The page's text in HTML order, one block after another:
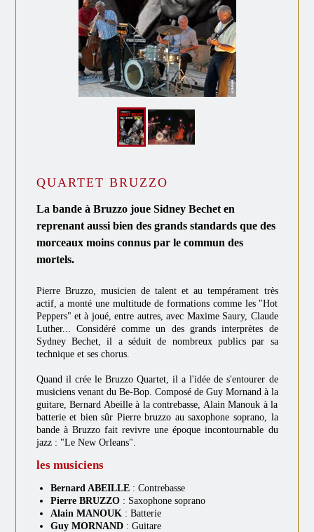
QUARTET BRUZZO
La bande à Bruzzo joue Sidney Bechet en
reprenant aussi bien des grands standards que des
morceaux moins connus par le commun des
mortels.
Pierre Bruzzo, musicien de talent et au tempérament très
actif, a monté une multitude de formations comme les "Hot
Peppers" et à joué, entre autres, avec Maxime Saury, Claude
Luther... Considéré comme un des grands interprètes de
Sydney Bechet, il a séduit de nombreux publics par sa
technique et ses chorus.
Quand il crée le Bruzzo Quartet, il a l'idée de s'entourer de
musiciens venant du Be-Bop. Composé de Guy Mornand à la
guitare, Bernard Abeille à la contrebasse, Alain Manouk à la
batterie et bien sûr Pierre bruzzo au saxophone soprano, la
bande à Bruzzo fait revivre une époque incontournable du
jazz : "Le New Orleans".
les musiciens
Bernard ABEILLE: Contrebasse
Pierre BRUZZO: Saxophone soprano
Alain MANOUK : Batterie
Guy MORNAND: Guitare